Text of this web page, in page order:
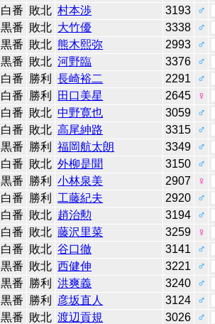
白番 敗北 村本渉 3193
♂
黒番 敗北 大竹優 3338
♂
黒番 敗北 熊木熙弥 2993
♂
黒番 敗北 河野臨 3376
♂
白番 勝利 長崎裕二 2291
♂
白番 勝利 田口美星 2645
♀
白番 敗北 中野寛也 3059
♂
白番 敗北 高尾紳路 3315
♂
黒番 勝利 福岡航太朗 3349
♂
白番 敗北 外柳是聞 3150
♂
黒番 勝利 小林泉美 2907
♀
白番 勝利 工藤紀夫 2920
♂
白番 敗北 趙治勲 3194
♂
白番 敗北 藤沢里菜 3259
♀
白番 敗北 谷口徹 3141
♂
黒番 敗北 西健伸 3221
♂
黒番 勝利 洪爽義 3240
♂
黒番 勝利 彦坂直人 3124
♂
黒番 敗北 渡辺貢規 3026
♂